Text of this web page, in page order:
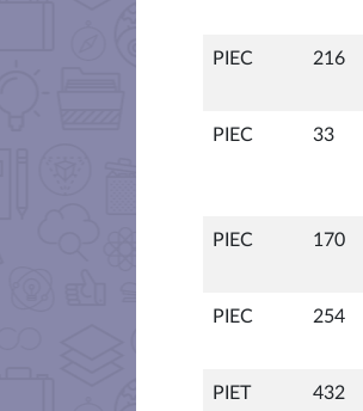
PIEC 216
PIEC 33
PIEC 170
PIEC 254
PIET 432